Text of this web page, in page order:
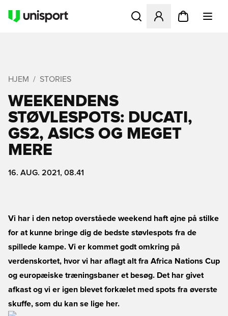
Åbner en Modal til at
HJEM STORIES
WEEKENDENS
STØVLESPOTS: DUCATI,
GS2, ASICS OG MEGET
MERE
16. AUG. 2021, 08.41
Vi har i den netop overståede weekend haft øjne på stilke
for at kunne bringe dig de bedste støvlespots fra de
spillede kampe. Vi er kommet godt omkring på
verdenskortet, hvor vi har aflagt alt fra Africa Nations Cup
og europæiske træningsbaner et besøg. Det har givet
afkast og vi er igen blevet forkælet med spots fra øverste
skuffe, som du kan se lige her.